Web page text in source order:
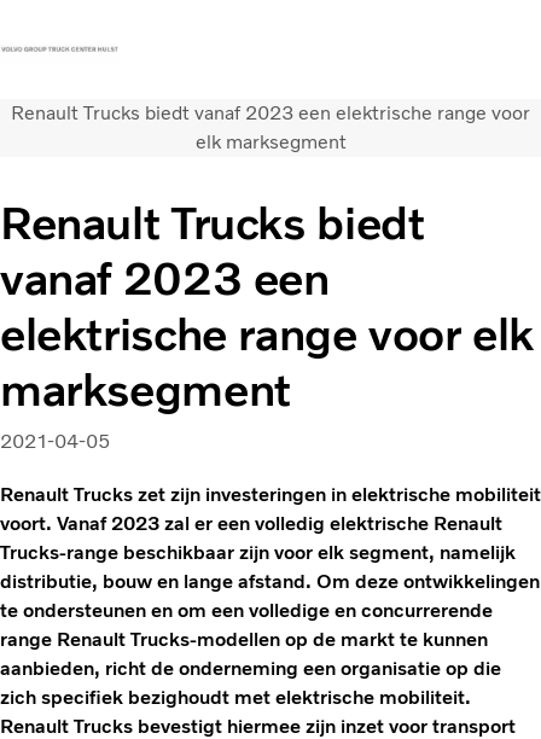
ContactVacaturesPersberichtenInloggen
Volvo Trucks
Renault Trucks
Renault Bedrijfswagens
Services
Nieuws
Renault Trucks biedt vanaf 2023 een elektrische range voor
elk marksegment
Renault Trucks biedt
vanaf 2023 een
elektrische range voor elk
marksegment
2021-04-05
Renault Trucks zet zijn investeringen in elektrische mobiliteit
voort. Vanaf 2023 zal er een volledig elektrische Renault
Trucks-range beschikbaar zijn voor elk segment, namelijk
distributie, bouw en lange afstand. Om deze ontwikkelingen
te ondersteunen en om een volledige en concurrerende
range Renault Trucks-modellen op de markt te kunnen
aanbieden, richt de onderneming een organisatie op die
zich specifiek bezighoudt met elektrische mobiliteit.
Renault Trucks bevestigt hiermee zijn inzet voor transport